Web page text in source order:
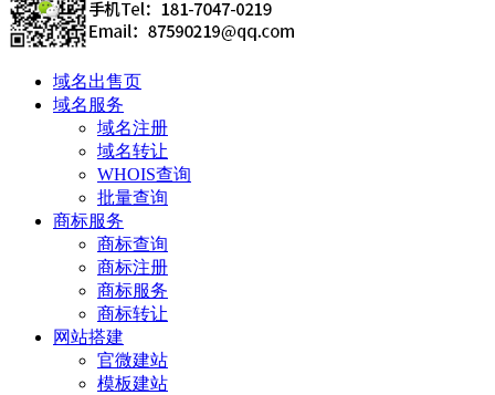
域名出售页
域名服务
域名注册
域名转让
WHOIS查询
批量查询
商标服务
商标查询
商标注册
商标服务
商标转让
网站搭建
官微建站
模板建站